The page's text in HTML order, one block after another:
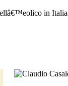
in